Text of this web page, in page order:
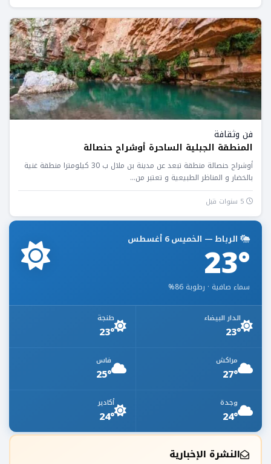
فن وثقافة
المنطقة الجبلية الساحرة أوشراح حنصالة
أوشراح حنصالة منطقة تبعد عن مدينة بن ملال ب 30 كيلومترا منطقة غنية
بالخضار و المناظر الطبيعية و تعتبر من...
الرباط — الخميس 6 أغسطس
23°
سماء صافية · رطوبة 86%
الدار البيضاء
23°
طنجة
23°
مراكش
27°
فاس
25°
وجدة
24°
أكادير
24°
النشرة الإخبارية